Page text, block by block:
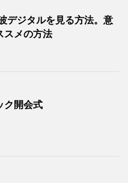
デジタルを見る方法。意
スメの方法
ク開会式